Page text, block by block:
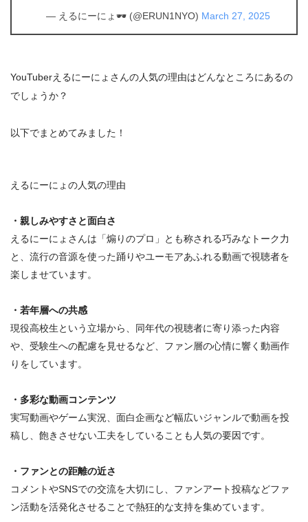
— えるにーにょ🕶 (@ERUN1NYO) March 27, 2025
YouTuberえるにーにょさんの人気の理由はどんなところにあるの
でしょうか？
以下でまとめてみました！
えるにーにょの人気の理由
・親しみやすさと面白さ
えるにーにょさんは「煽りのプロ」とも称される巧みなトーク力
と、流行の音源を使った踊りやユーモアあふれる動画で視聴者を
楽しませています。
・若年層への共感
現役高校生という立場から、同年代の視聴者に寄り添った内容
や、受験生への配慮を見せるなど、ファン層の心情に響く動画作
りをしています。
・多彩な動画コンテンツ
実写動画やゲーム実況、面白企画など幅広いジャンルで動画を投
稿し、飽きさせない工夫をしていることも人気の要因です。
・ファンとの距離の近さ
コメントやSNSでの交流を大切にし、ファンアート投稿などファ
ン活動を活発化させることで熱狂的な支持を集めています。